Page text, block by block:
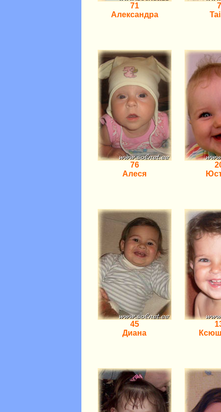
71
Александра
76
Алеся
45
Диана